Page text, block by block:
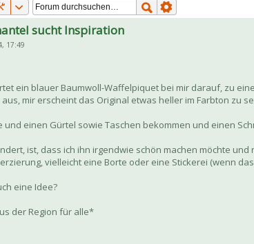
sucht Inspiration
17:49
ein blauer Baumwoll-Waffelpiquet bei mir darauf, zu
mir erscheint das Original etwas heller im Farbton zu
und einen Gürtel sowie Taschen bekommen und einen
ist, dass ich ihn irgendwie schön machen möchte
vielleicht eine Borte oder eine Stickerei (wenn
eine Idee?
der Region für alle*